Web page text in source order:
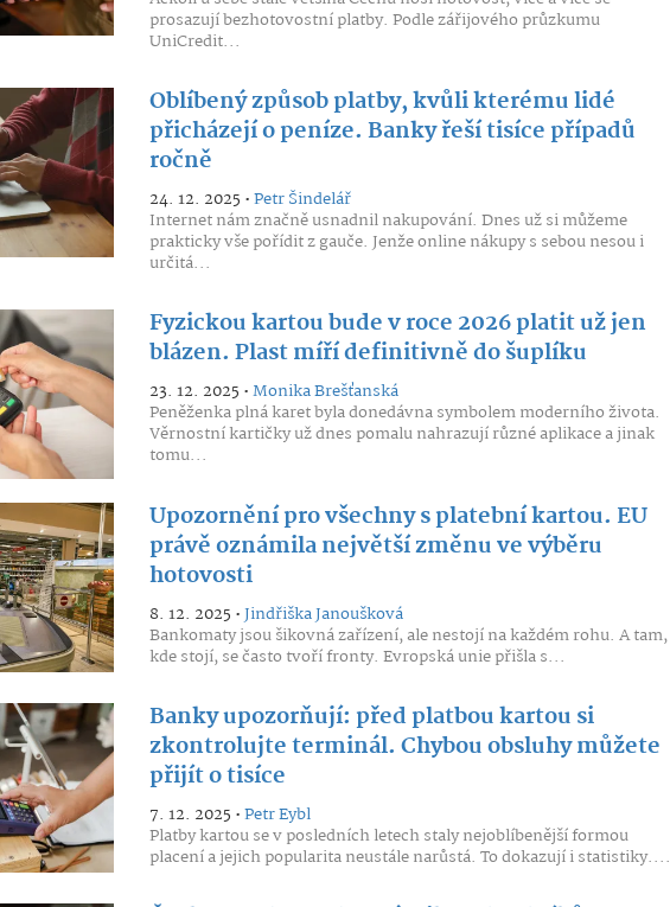
prosazují bezhotovostní platby. Podle zářijového průzkumu
UniCredit...
Oblíbený způsob platby, kvůli kterému lidé
přicházejí o peníze. Banky řeší tisíce případů
ročně
24. 12. 2025 •Petr Šindelář
Internet nám značně usnadnil nakupování. Dnes už si můžeme
prakticky vše pořídit z gauče. Jenže online nákupy s sebou nesou i
určitá...
Fyzickou kartou bude v roce 2026 platit už jen
blázen. Plast míří definitivně do šuplíku
23. 12. 2025 •Monika Brešťanská
Peněženka plná karet byla donedávna symbolem moderního života.
Věrnostní kartičky už dnes pomalu nahrazují různé aplikace a jinak
tomu...
Upozornění pro všechny s platební kartou. EU
právě oznámila největší změnu ve výběru
hotovosti
8. 12. 2025 •Jindřiška Janoušková
Bankomaty jsou šikovná zařízení, ale nestojí na každém rohu. A tam,
kde stojí, se často tvoří fronty. Evropská unie přišla s...
Banky upozorňují: před platbou kartou si
zkontrolujte terminál. Chybou obsluhy můžete
přijít o tisíce
7. 12. 2025 •Petr Eybl
Platby kartou se v posledních letech staly nejoblíbenější formou
placení a jejich popularita neustále narůstá. To dokazují i statistiky....